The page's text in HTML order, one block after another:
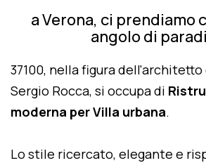
a Verona, ci prendiamo
angolo di
37100, nella figura
Sergio Rocca, si occupa di
moderna per Villa urbana.
Lo stile ricercato, elegante e